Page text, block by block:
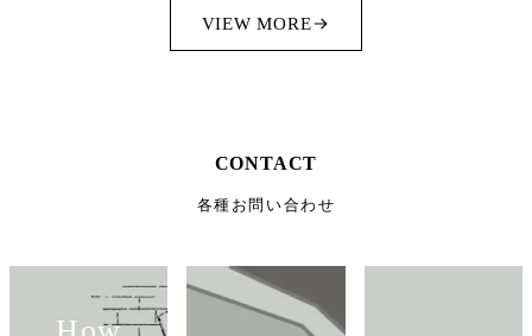
VIEW MORE
CONTACT
各種お問い合わせ